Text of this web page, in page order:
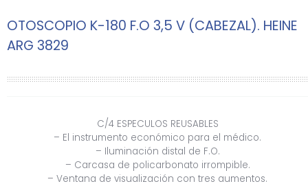
OTOSCOPIO K-180 F.O 3,5 V (CABEZAL). HEINE
ARG 3829
C/4 ESPECULOS REUSABLES
– El instrumento económico para el médico.
– Iluminación distal de F.O.
– Carcasa de policarbonato irrompible.
– Ventana de visualización con tres aumentos.